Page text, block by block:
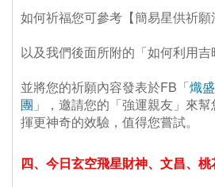
如何祈福您可參考【簡易星供祈願
以及我們後面所附的「如何利用吉
並將您的祈願內容發表於FB「熾
團 」，邀請您的「強運親友」來
揮更神奇的效驗，值得您嘗試。
四、今日玄空飛星財神、文昌、桃